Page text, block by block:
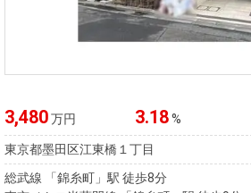
3,480万円 3.18%
東京都墨田区江東橋１丁目
総武線 「錦糸町」駅 徒歩8分